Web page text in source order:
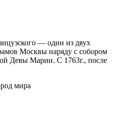
— один из двух
Москвы наряду с собором
Девы Марии. С 1763г., после